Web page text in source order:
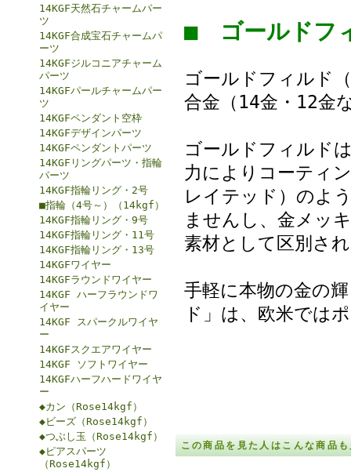
14KGF天然石チャームパー
ツ
14KGF合成宝石チャームパ
ーツ
14KGFジルコニアチャーム
パーツ
14KGFパールチャームパー
ツ
14KGFペンダント空枠
14KGFデザインパーツ
14KGFペンダントパーツ
14KGFリングパーツ・指輪
パーツ
14KGF指輪リング・2号
■指輪（4号～）（14kgf）
14KGF指輪リング・9号
14KGF指輪リング・11号
14KGF指輪リング・13号
14KGFワイヤー
14KGFラウンドワイヤー
14KGF ハーフラウンドワ
イヤー
14KGF スパークルワイヤ
ー
14KGFスクエアワイヤー
14KGF ソフトワイヤー
14KGFハーフハードワイヤ
ー
◆カン（Rose14kgf）
◆ビーズ（Rose14kgf）
◆つぶし玉（Rose14kgf）
◆ピアスパーツ
（Rose14kgf）
■ ゴールドフ
ゴールドフィル
合金（14金・12金
ゴールドフィルド
力によりコーティ
レイテッド）のよ
ませんし、金メッ
素材として区別さ
手軽に本物の金の
ド」は、欧米では
この商品を見た人はこんな商品